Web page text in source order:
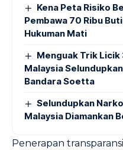
Kena Peta Risiko
Pembawa 70 Ribu
Hukuman Mati
Menguak Trik Licik
Malaysia
Bandara Soetta
Selundupkan
Malaysia Diamankan
Penerapan